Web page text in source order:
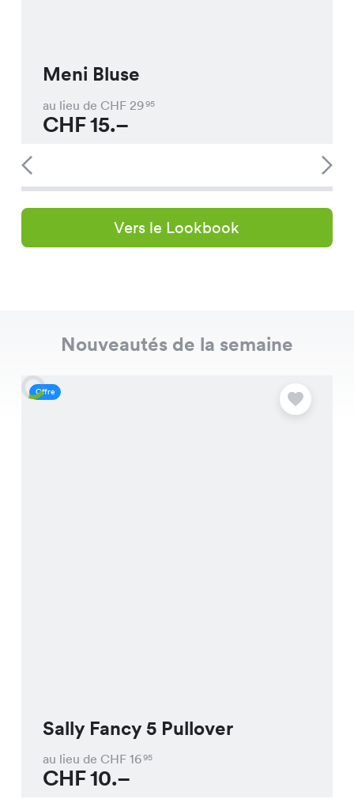
Meni Bluse
au lieu de CHF 2995
CHF15.–
Vers le Lookbook
Nouveautés de la semaine
Offre
Sally Fancy 5 Pullover
au lieu de CHF 1695
CHF10.–